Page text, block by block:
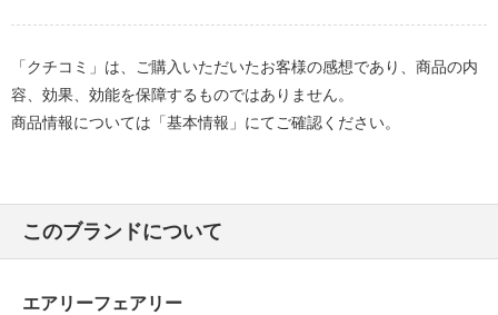
「クチコミ」は、ご購入いただいたお客様の感想であり、商品の内
容、効果、効能を保障するものではありません。
商品情報については「基本情報」にてご確認ください。
このブランドについて
エアリーフェアリー